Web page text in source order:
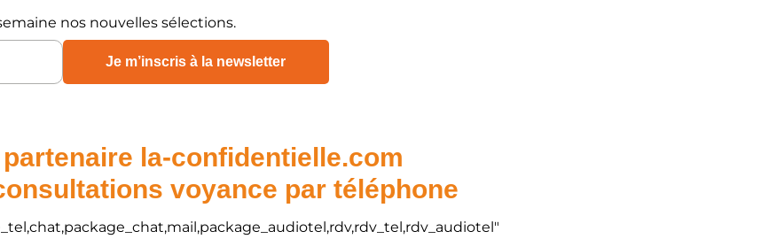
nos nouvelles sélections.
la-confidentielle.com
voyance par téléphone